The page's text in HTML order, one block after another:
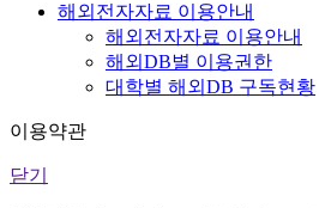
해외전자자료 이용안내
해외전자자료 이용안내
해외DB별 이용권한
대학별 해외DB 구독현황
이용약관
닫기